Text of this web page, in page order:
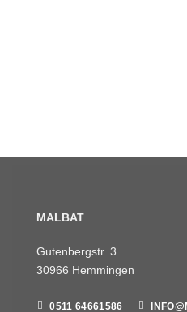
MALBAT
Gutenbergstr. 3
30966 Hemmingen
0511 64661586